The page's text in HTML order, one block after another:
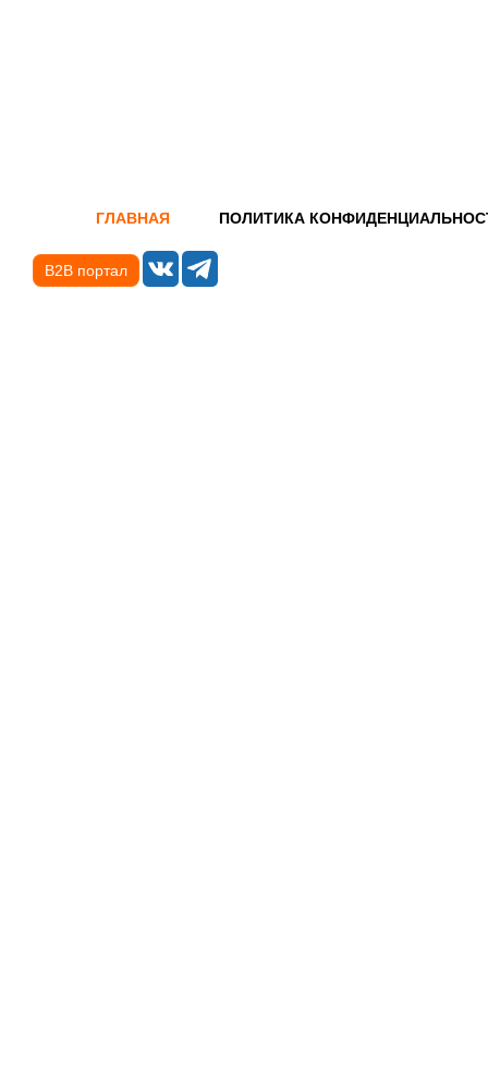
ГЛАВНАЯ ПОЛИТИКА
B2B портал